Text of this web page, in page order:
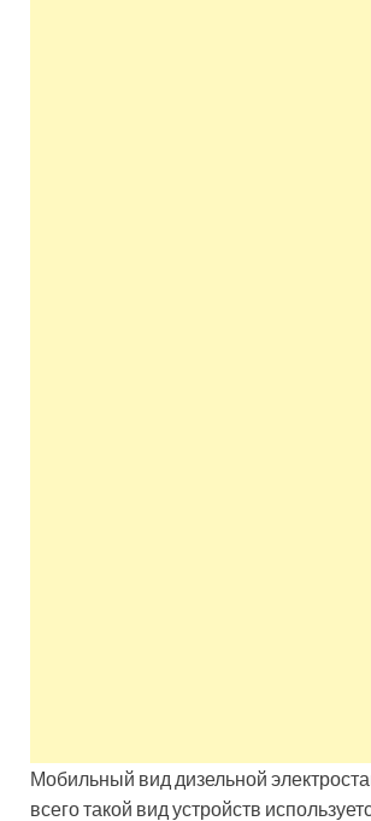
Мобильный вид дизельной
всего такой вид устройств